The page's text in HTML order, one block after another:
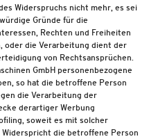
Widerspruchs nicht mehr, es sei
Gründe für die
Rechten und Freiheiten
oder die Verarbeitung dient der
von Rechtsansprüchen.
GmbH personenbezogene
so hat die betroffene Person
die Verarbeitung der
derartiger Werbung
soweit es mit solcher
die betroffene Person